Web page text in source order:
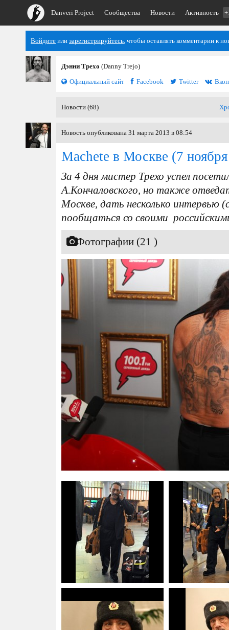
Danveri Project Сообщества Новости Активность
Войдите или зарегистрируйтесь, чтобы оставлять комментарии к
Дэнни Трехо (Danny Trejo)
Официальный сайт
Facebook Twitter
Новости (68)
Новость опубликована 31 марта 2013 в 08:54
Machete в Москве (7
За 4 дня мистер Трехо успел
А.Кончаловского, но также
Москве, дать несколько интервью
пообщаться со своими
Фотографии (21 )